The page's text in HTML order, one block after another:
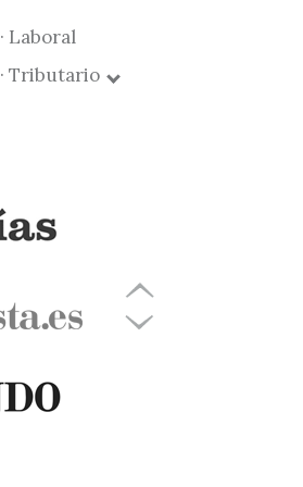
· Laboral
· Tributario